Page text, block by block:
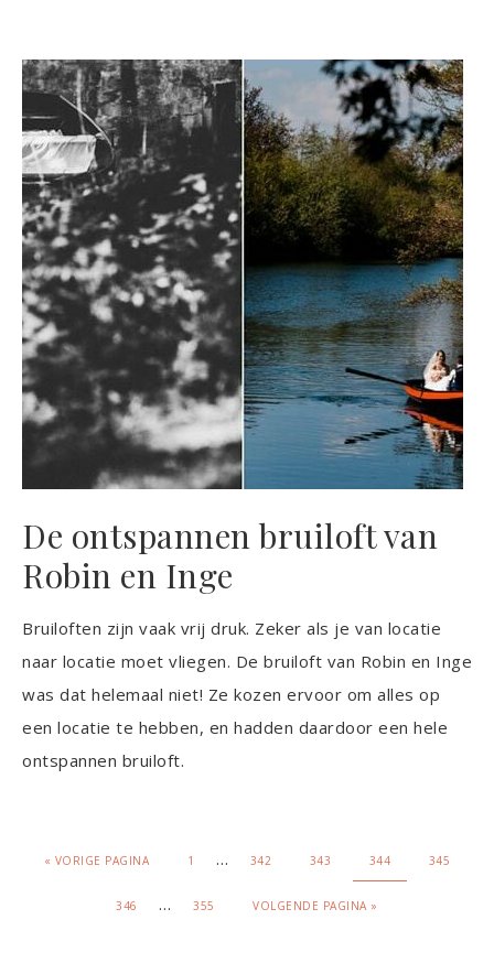
De ontspannen bruiloft van
Robin en Inge
Bruiloften zijn vaak vrij druk. Zeker als je van locatie
naar locatie moet vliegen. De bruiloft van Robin en Inge
was dat helemaal niet! Ze kozen ervoor om alles op
een locatie te hebben, en hadden daardoor een hele
ontspannen bruiloft.
« VORIGE PAGINA 1 … 342 343 344 345
346 … 355 VOLGENDE PAGINA »